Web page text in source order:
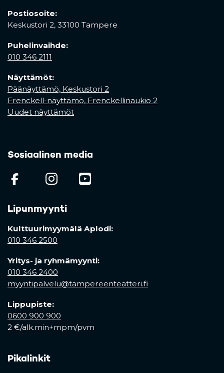
Postiosoite:
Keskustori 2, 33100 Tampere
Puhelinvaihde:
010 346 2111
Näyttämöt:
Päänäyttämö, Keskustori 2
Frenckell-näyttämö, Frenckellinaukio 2
Uudet näyttämöt
Sosiaalinen media
(opens in a new tab)
(opens in a new tab)
Lipunmyynti
Kulttuurimyymälä Aplodi:
010 346 2500
Yritys- ja ryhmämyynti:
010 346 2400
myyntipalvelu@tampereenteatteri.fi
Lippupiste:
0600 900 900
2 €/alk.min+mpm/pvm
Pikalinkit